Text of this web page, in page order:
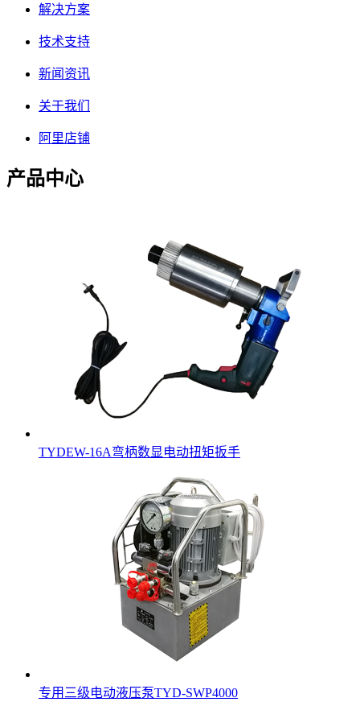
解决方案
技术支持
新闻资讯
关于我们
阿里店铺
产品中心
TYDEW-16A弯柄数显电动扭矩扳手
专用三级电动液压泵TYD-SWP4000